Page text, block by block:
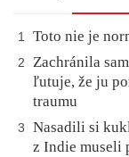
1 Toto nie je
2
Zachránila
ľutuje, že ju
traumu
3
Nasadili si
z Indie museli